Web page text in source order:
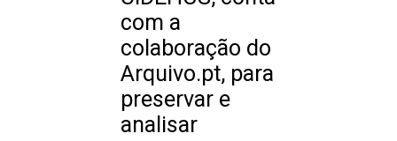
com a
colaboração do
Arquivo.pt, para
preservar e
analisar